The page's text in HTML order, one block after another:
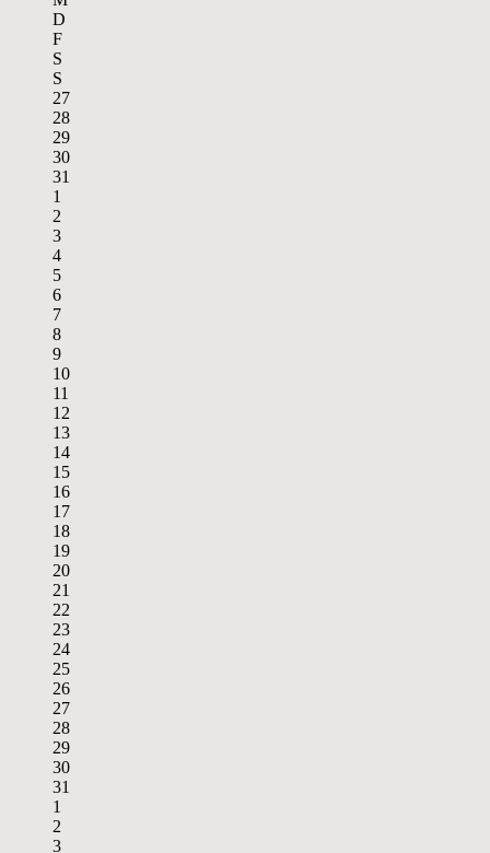
D
F
S
S
27
28
29
30
31
1
2
3
4
5
6
7
8
9
10
11
12
13
14
15
16
17
18
19
20
21
22
23
24
25
26
27
28
29
30
31
1
2
3